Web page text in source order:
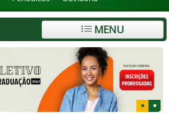
MENU